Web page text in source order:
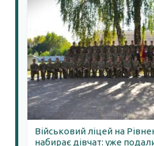
Військовий ліцей на
набирає дівчат: уже